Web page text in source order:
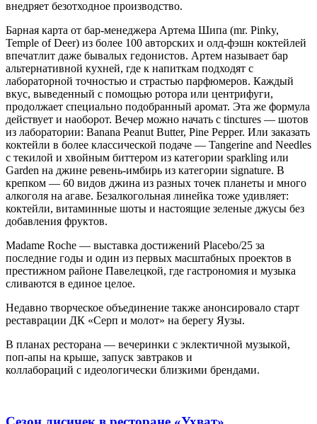
внедряет безотходное производство.
Барная карта от бар-менеджера Артема Шипа (mr. Pinky,
Temple of Deer) из более 100 авторских и олд-фэшн коктейлей
впечатлит даже бывалых гедонистов. Артем называет бар
альтернативной кухней, где к напиткам подходят с
лабораторной точностью и страстью парфюмеров. Каждый
вкус, выведенный с помощью ротора или центрифуги,
продолжает специально подобранный аромат. Эта же формула
действует и наоборот. Вечер можно начать с tinctures — шотов
из лаборатории: Banana Peanut Butter, Pine Pepper. Или заказать
коктейли в более классической подаче — Tangerine and Needles
с текилой и хвойным биттером из категории sparkling или
Garden на джине ревень-имбирь из категории signature. В
крепком — 60 видов джина из разных точек планеты и много
алкоголя на агаве. Безалкогольная линейка тоже удивляет:
коктейли, витаминные шоты и настоящие зеленые джусы без
добавления фруктов.
Madame Roche — выставка достижений Placebo/25 за
последние годы и один из первых масштабных проектов в
престижном районе Павелецкой, где гастрономия и музыка
сливаются в единое целое.
Недавно творческое объединение также анонсировало старт
реставрации ДК «Серп и молот» на берегу Яузы.
В планах ресторана — вечеринки с эклектичной музыкой,
поп-апы на крыше, запуск завтраков и
коллабораций с идеологически близкими брендами.